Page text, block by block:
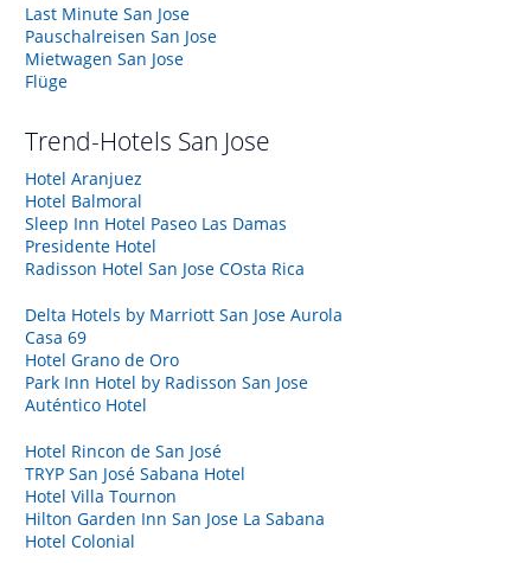
Last Minute San Jose
Pauschalreisen San Jose
Mietwagen San Jose
Flüge
Trend-Hotels San Jose
Hotel Aranjuez
Hotel Balmoral
Sleep Inn Hotel Paseo Las Damas
Presidente Hotel
Radisson Hotel San Jose COsta Rica
Delta Hotels by Marriott San Jose Aurola
Casa 69
Hotel Grano de Oro
Park Inn Hotel by Radisson San Jose
Auténtico Hotel
Hotel Rincon de San José
TRYP San José Sabana Hotel
Hotel Villa Tournon
Hilton Garden Inn San Jose La Sabana
Hotel Colonial